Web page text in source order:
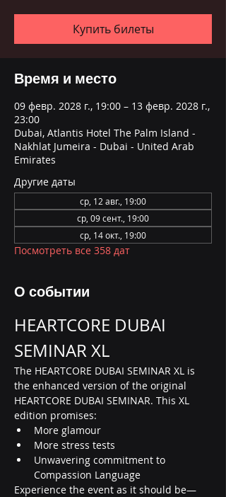
Купить билеты
Время и место
09 февр. 2028 г., 19:00 – 13 февр. 2028 г.,
23:00
Dubai, Atlantis Hotel The Palm Island -
Nakhlat Jumeira - Dubai - United Arab
Emirates
Другие даты
ср, 12 авг., 19:00
ср, 09 сент., 19:00
ср, 14 окт., 19:00
Посмотреть все 358 дат
О событии
HEARTCORE DUBAI
SEMINAR XL
The HEARTCORE DUBAI SEMINAR XL is
the enhanced version of the original
HEARTCORE DUBAI SEMINAR. This XL
edition promises:
More glamour
More stress tests
Unwavering commitment to
Compassion Language
Experience the event as it should be—